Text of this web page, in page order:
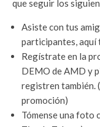
que seguir los
Asiste con tus
participantes, aquí
Regístrate en la
DEMO de AMD y
registren también.
promoción)
Tómense una foto